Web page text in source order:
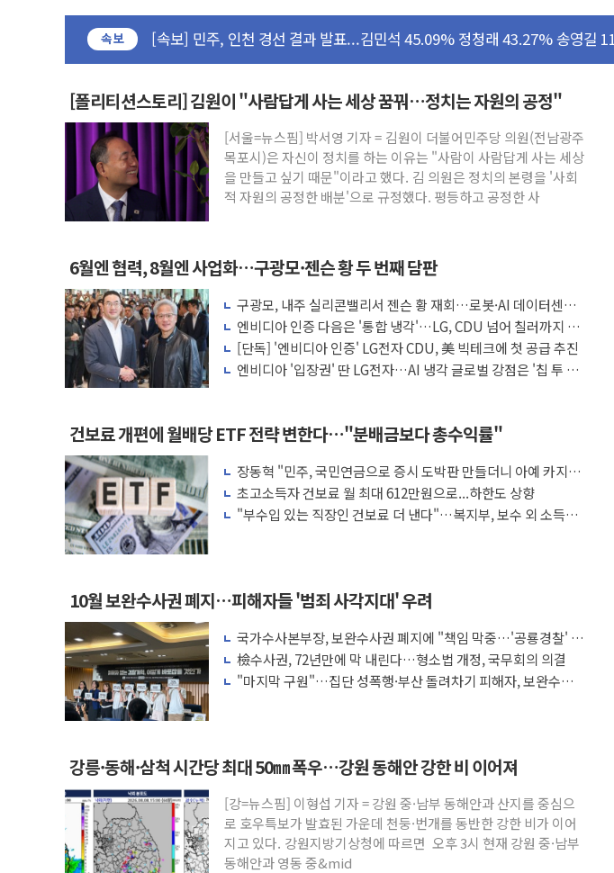
속보
[속보] 민주, 인천 경선 결과 발표...김민석 45.09% 정청래 43.27% 송영길
[속보] 민주, 제주 경선 결과 발표...김민석 52.64% 정청래 39.89% 송영길
이번주 국내 주요 금융일정(8.10~8.14)
美, 이란전 출구전략 만지작…공습 한계·탄약 부족 현실화
강릉·동해·삼척 시간당 최대 50㎜ 폭우…강원 동해안 강한 비 이어져
폐기물 수거하다 참변…60대 환경미화원 수거차에 치여 사망
서울 중랑구 주택가서 흉기 난동…60대 남성 2명 숨져
李대통령 "결혼 때문에 손해 보는 일 없게"…'결혼 페널티' 22개 과제 손본다
여수 오동도 인근 해상서 모터보트 전복…1명 사망·1명 실종
추미애, '위안부' 피해자 기림의 날 참석..."국제적 시민 연대로 목소리 내야"
인천 선재도 갯벌서 해루질 중 실종 60대 나흘만에 숨진 채 발견
인천서 말다툼 중 어머니 흉기 살해 10대 아들 체포
'화합' 꺼낸 김민석에 '뻔뻔' 받아친 정청래…제주 연설서 신경전 고조
[폴리티션스토리] 김원이 "사람답게 사는 세상 꿈꿔…정치는 자원의 공정"
[서울=뉴스핌] 박서영 기자 = 김원이 더불어민주당 의원(전남광주
목포시)은 자신이 정치를 하는 이유는 "사람이 사람답게 사는 세상
을 만들고 싶기 때문"이라고 했다. 김 의원은 정치의 본령을 '사회
적 자원의 공정한 배분'으로 규정했다. 평등하고 공정한 사
6월엔 협력, 8월엔 사업화…구광모·젠슨 황 두 번째 담판
구광모, 내주 실리콘밸리서 젠슨 황 재회…로봇·AI 데이터센터·
모빌리티 구체화
엔비디아 인증 다음은 '통합 냉각'…LG, CDU 넘어 칠러까지 묶
는다
[단독] '엔비디아 인증' LG전자 CDU, 美 빅테크에 첫 공급 추진
엔비디아 '입장권' 딴 LG전자…AI 냉각 글로벌 강점은 '칩 투 칠
건보료 개편에 월배당 ETF 전략 변한다…"분배금보다 총수익률"
장동혁 "민주, 국민연금으로 증시 도박판 만들더니 아예 카지노
차릴 판"
초고소득자 건보료 월 최대 612만원으로...하한도 상향
"부수입 있는 직장인 건보료 더 낸다"…복지부, 보수 외 소득월
10월 보완수사권 폐지…피해자들 '범죄 사각지대' 우려
국가수사본부장, 보완수사권 폐지에 "책임 막중…'공룡경찰' 우
려 해소"
檢수사권, 72년만에 막 내린다…형소법 개정, 국무회의 의결
"마지막 구원"…집단 성폭행·부산 돌려차기 피해자, 보완수사
강릉·동해·삼척 시간당 최대 50㎜ 폭우…강원 동해안 강한 비 이어져
[강=뉴스핌] 이형섭 기자 = 강원 중·남부 동해안과 산지를 중심으
로 호우특보가 발효된 가운데 천둥·번개를 동반한 강한 비가 이어
지고 있다. 강원지방기상청에 따르면 오후 3시 현재 강원 중·남부
동해안과 영동 중&mid